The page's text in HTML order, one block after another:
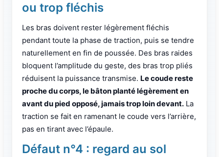
ou trop fléchis
Les bras doivent rester légèrement fléchis
pendant toute la phase de traction, puis se tendre
naturellement en fin de poussée. Des bras raides
bloquent l’amplitude du geste, des bras trop pliés
réduisent la puissance transmise. Le coude reste
proche du corps, le bâton planté légèrement en
avant du pied opposé, jamais trop loin devant. La
traction se fait en ramenant le coude vers l’arrière,
pas en tirant avec l’épaule.
Défaut n°4 : regard au sol